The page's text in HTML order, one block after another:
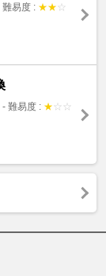
難易度 : ★★ ☆
- 難易度 : ★ ☆ ☆